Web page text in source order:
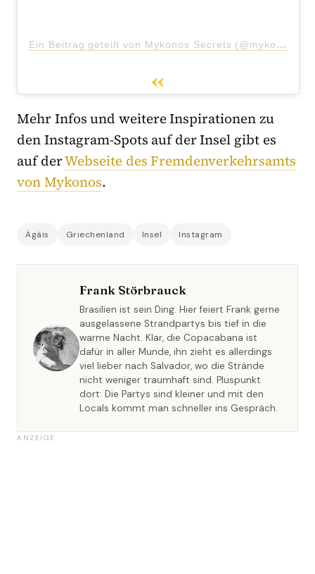
Ein Beitrag geteilt von Mykonos Secrets (@mykonos.secrets)
Mehr Infos und weitere Inspirationen zu
den Instagram-Spots auf der Insel gibt es
auf derWebseite des Fremdenverkehrsamts
von Mykonos.
Ägäis Griechenland Insel Instagram
Frank Störbrauck
Brasilien ist sein Ding. Hier feiert Frank gerne
ausgelassene Strandpartys bis tief in die
warme Nacht. Klar, die Copacabana ist
dafür in aller Munde, ihn zieht es allerdings
viel lieber nach Salvador, wo die Strände
nicht weniger traumhaft sind. Pluspunkt
dort: Die Partys sind kleiner und mit den
Locals kommt man schneller ins Gespräch.
ANZEIGE